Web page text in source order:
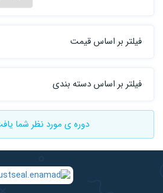
فیلتر بر اساس قیمت
فیلتر بر اساس دسته بندی
دوره ی مورد نظر شما